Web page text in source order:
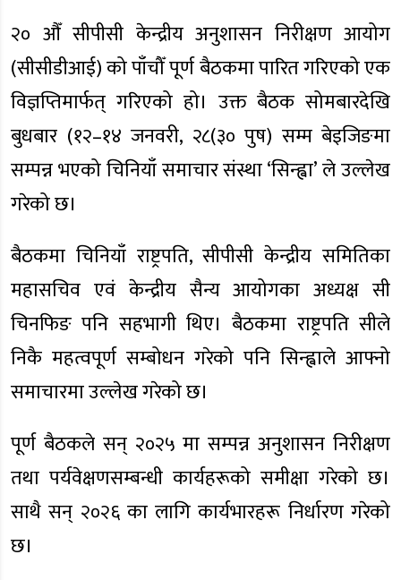
२० औँ सीपीसी केन्द्रीय अनुशासन निरीक्षण आयोग
(सीसीडीआई) को पाँचौँ पूर्ण बैठकमा पारित गरिएको एक
विज्ञप्तिमार्फत् गरिएको हो। उक्त बैठक सोमबारदेखि
बुधबार (१२–१४ जनवरी, २८(३० पुष) सम्म बेइजिङमा
सम्पन्न भएको चिनियाँ समाचार संस्था ‘सिन्ह्वा’ ले उल्लेख
गरेको छ।
बैठकमा चिनियाँ राष्ट्रपति, सीपीसी केन्द्रीय समितिका
महासचिव एवं केन्द्रीय सैन्य आयोगका अध्यक्ष सी
चिनफिङ पनि सहभागी थिए। बैठकमा राष्ट्रपति सीले
निकै महत्वपूर्ण सम्बोधन गरेको पनि सिन्ह्वाले आफ्नो
समाचारमा उल्लेख गरेको छ।
पूर्ण बैठकले सन् २०२५ मा सम्पन्न अनुशासन निरीक्षण
तथा पर्यवेक्षणसम्बन्धी कार्यहरूको समीक्षा गरेको छ।
साथै सन् २०२६ का लागि कार्यभारहरू निर्धारण गरेको
छ।